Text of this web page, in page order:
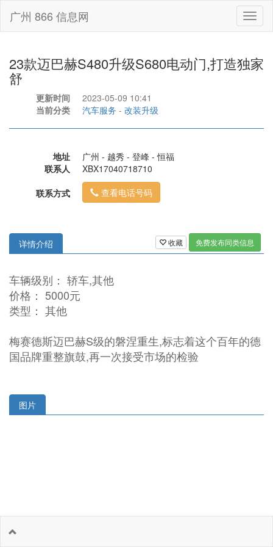
广州 866 信息网
23款迈巴赫S480升级S680电动门,打造独家
舒
更新时间
2023-05-09 10:41
当前分类
汽车服务 - 改装升级
地址
广州 - 越秀 - 登峰 - 恒福
联系人
XBX17040718710
联系方式
查看电话号码
收藏 免费发布同类信息
详情介绍
车辆级别： 轿车,其他
价格： 5000元
类型： 其他
梅赛德斯迈巴赫S级的磐涅重生,标志着这个百年的德
国品牌重整旗鼓,再一次接受市场的检验
图片